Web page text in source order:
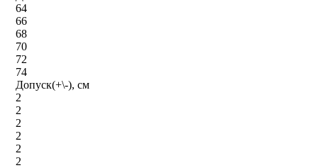
64
66
68
70
72
74
Допуск(+\-), см
2
2
2
2
2
2